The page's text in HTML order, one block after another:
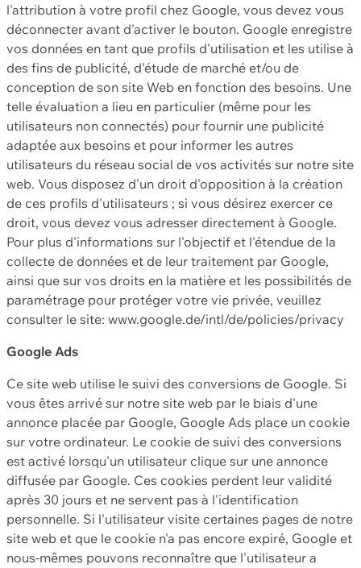
l'attribution à votre profil chez Google, vous devez vous
déconnecter avant d'activer le bouton. Google enregistre
vos données en tant que profils d'utilisation et les utilise à
des fins de publicité, d'étude de marché et/ou de
conception de son site Web en fonction des besoins. Une
telle évaluation a lieu en particulier (même pour les
utilisateurs non connectés) pour fournir une publicité
adaptée aux besoins et pour informer les autres
utilisateurs du réseau social de vos activités sur notre site
web. Vous disposez d'un droit d'opposition à la création
de ces profils d'utilisateurs ; si vous désirez exercer ce
droit, vous devez vous adresser directement à Google.
Pour plus d'informations sur l'objectif et l'étendue de la
collecte de données et de leur traitement par Google,
ainsi que sur vos droits en la matière et les possibilités de
paramétrage pour protéger votre vie privée, veuillez
consulter le site: www.google.de/intl/de/policies/privacy
Google Ads
Ce site web utilise le suivi des conversions de Google. Si
vous êtes arrivé sur notre site web par le biais d'une
annonce placée par Google, Google Ads place un cookie
sur votre ordinateur. Le cookie de suivi des conversions
est activé lorsqu'un utilisateur clique sur une annonce
diffusée par Google. Ces cookies perdent leur validité
après 30 jours et ne servent pas à l'identification
personnelle. Si l'utilisateur visite certaines pages de notre
site web et que le cookie n'a pas encore expiré, Google et
nous-mêmes pouvons reconnaître que l'utilisateur a